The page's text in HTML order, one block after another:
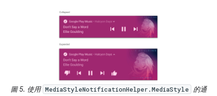
圖 5. 使用 MediaStyleNotificationHelper.MediaStyle
的通